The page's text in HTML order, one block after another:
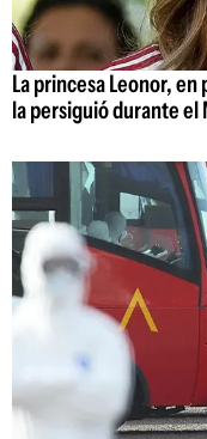
La princesa Leonor,
la persiguió durante el